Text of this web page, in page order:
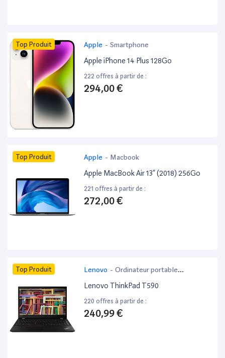
Top Produit Apple - Smartphone
Apple iPhone 14 Plus 128Go
222 offres à partir de :
294,00 €
Top Produit Apple - Macbook
Apple MacBook Air 13” (2018) 256Go
221 offres à partir de :
272,00 €
Top Produit Lenovo - Ordinateur portable
bureautique
Lenovo ThinkPad T590
220 offres à partir de :
240,99 €